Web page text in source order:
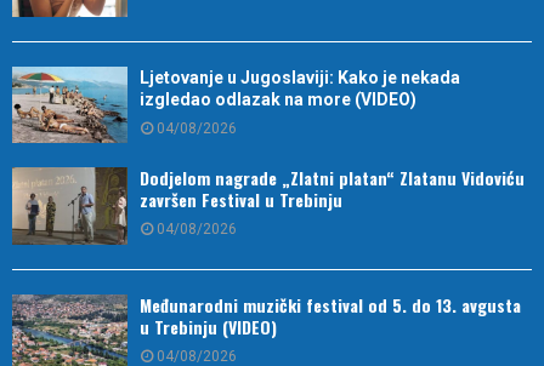
Ljetovanje u Jugoslaviji: Kako je nekada
izgledao odlazak na more (VIDEO)
04/08/2026
Dodjelom nagrade „Zlatni platan“ Zlatanu Vidoviću
završen Festival u Trebinju
04/08/2026
Međunarodni muzički festival od 5. do 13. avgusta
u Trebinju (VIDEO)
04/08/2026